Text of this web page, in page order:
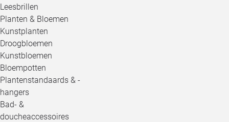
Leesbrillen
Planten & Bloemen
Kunstplanten
Droogbloemen
Kunstbloemen
Bloempotten
Plantenstandaards & -
hangers
Bad- &
doucheaccessoires